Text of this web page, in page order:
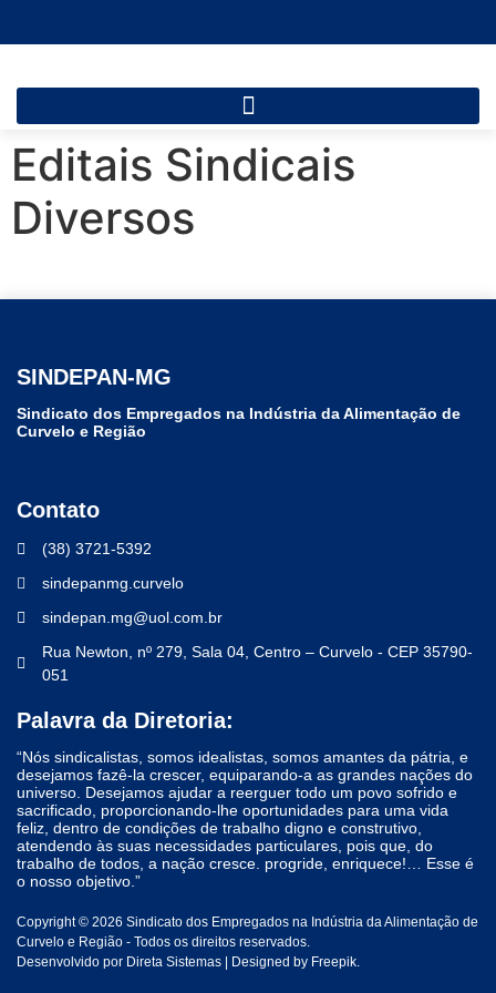
Editais Sindicais
Diversos
SINDEPAN-MG
Sindicato dos Empregados na Indústria da Alimentação de
Curvelo e Região
Contato
(38) 3721-5392
sindepanmg.curvelo
sindepan.mg@uol.com.br
Rua Newton, nº 279, Sala 04, Centro – Curvelo - CEP 35790-
051
Palavra da Diretoria:
“Nós sindicalistas, somos idealistas, somos amantes da pátria, e
desejamos fazê-la crescer, equiparando-a as grandes nações do
universo. Desejamos ajudar a reerguer todo um povo sofrido e
sacrificado, proporcionando-lhe oportunidades para uma vida
feliz, dentro de condições de trabalho digno e construtivo,
atendendo às suas necessidades particulares, pois que, do
trabalho de todos, a nação cresce. progride, enriquece!… Esse é
o nosso objetivo.”
Copyright © 2026 Sindicato dos Empregados na Indústria da Alimentação de
Curvelo e Região - Todos os direitos reservados.
Desenvolvido por Direta Sistemas | Designed by Freepik